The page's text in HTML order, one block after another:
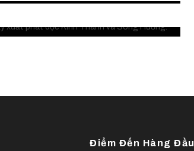
Điểm Đến Hàng Đầu